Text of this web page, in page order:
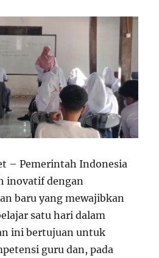
– Pemerintah Indonesia
inovatif dengan
baru yang mewajibkan
satu hari dalam
ini bertujuan untuk
guru dan, pada